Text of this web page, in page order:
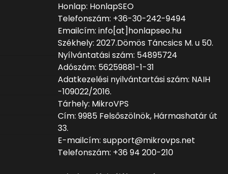
Honlap: HonlapSEO
Telefonszám: +36-30-242-9494
Emailcím: info[at]honlapseo.hu
Székhely: 2027.Dömös Táncsics M. u 50.
Nyílvántatási szám: 54895724
Adószám: 56259881-1-31
Adatkezelési nyilvántartási szám: NAIH
-109022/2016.
Tárhely: MikroVPS
Cím: 9985 Felsőszölnök, Hármashatár út
33.
E-mailcím: support@mikrovps.net
Telefonszám: +36 94 200-210